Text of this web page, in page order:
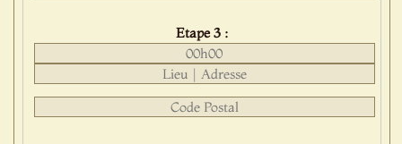
Etape 3 :